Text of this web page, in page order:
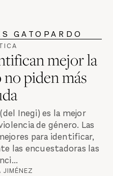
GATOPARDO
mejor la
piden más
Inegi) es la mejor
de género. Las
para identificar,
las encuestadoras las
JIMÉNEZ